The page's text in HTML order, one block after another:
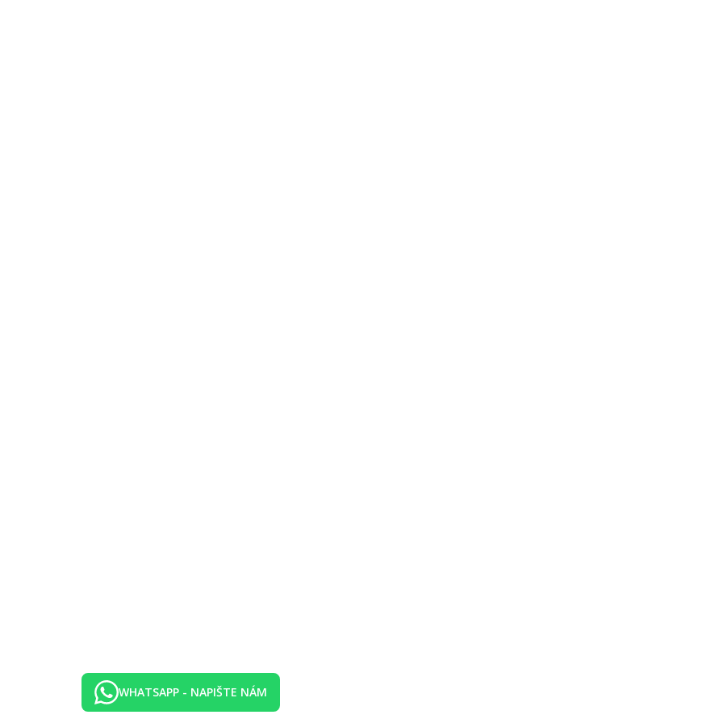
otevřená 24 hodin denně (přihlášení je možné od 15:00 hodin, odhlášení do 12:00 hodin), 4 výtahy, klimatizace, sejf (za poplatek),
(klimatizovaná). Wi-Fi je hotelovým hostům k dispozici zdarma. Dále má hotel konferenční prostor. Pohybově omezeným hostům nabízí
Concierge služba je zdarma. Služba praní prádla je za poplatek. Služba žehlení prádla za kauci.
a integrovaný dětský bazének. Zde jsou k dispozici lehátka (zdarma). V baru u bazénu jsou k dostání osvěžující nápoje.
fitness a kulečník (případně za poplatek). Ve vzdálenosti cca 200 m jsou nabízeny vodní sporty (částečně od místních poskytovatelů).
Solárium případně za poplatek. Dětské hřiště. Hlídání dětí: animační program pro děti od 4 - 12 let. Herna.
služby jsou závislé na ročním období a na místních klimatických podmínkách. Jazyky: angličtina, francouzština a španělština.
WHATSAPP - NAPIŠTE NÁM